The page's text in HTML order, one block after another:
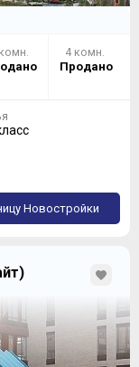
4 комн.
Продано
Новостройки